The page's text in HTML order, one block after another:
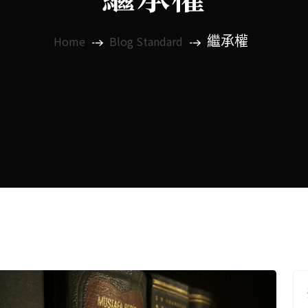
Home Blog Standard 繼承權